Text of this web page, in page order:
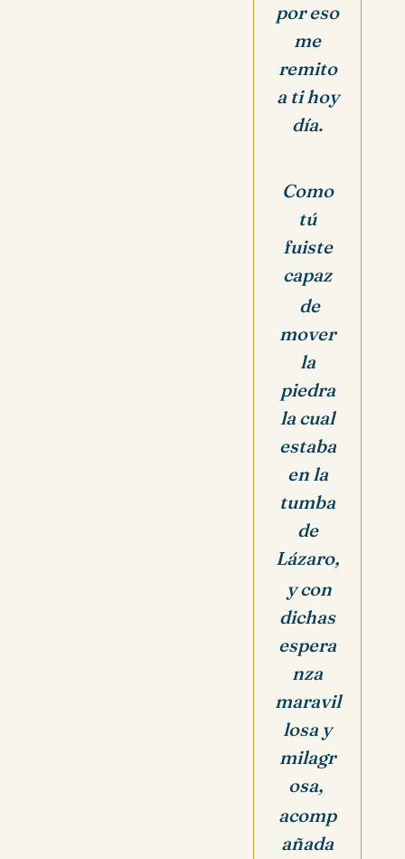
por eso
me
remito
a ti hoy
día.
Como
tú
fuiste
capaz
de
mover
la
piedra
la cual
estaba
en la
tumba
de
Lázaro,
y con
dichas
espera
nza
maravil
losa y
milagr
osa,
acomp
añada